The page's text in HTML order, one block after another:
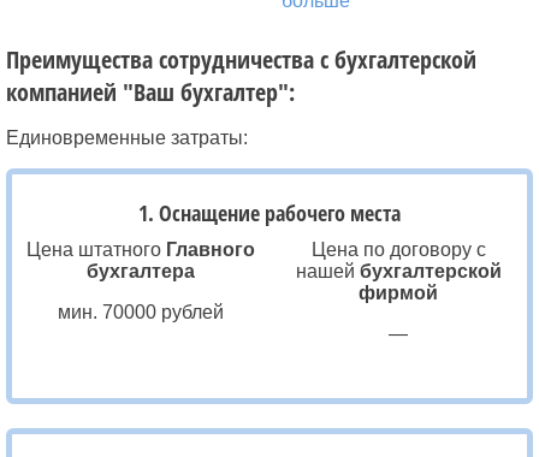
Преимущества сотрудничества с бухгалтерской
компанией "Ваш бухгалтер":
Единовременные затраты:
1. Оснащение рабочего места
Цена штатного Главного
бухгалтера
мин. 70000 рублей
Цена по договору с
нашей бухгалтерской
фирмой
—